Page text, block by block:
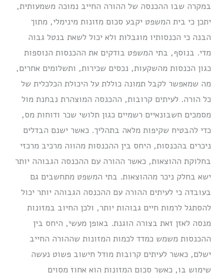
במקרה שבו ההכנסה של ההורה החייב נמוכה משמעותית,
יתכן כי בית המשפט יקבע סכום מזונות מינימלי, מתוך
הבנה כי הכנסותיו מוגבלות ולא יכול לשאת בנטל גבוה
מדי. בנוסף, בתי המשפט בודקים את ההכנסות הנוספות
כגון הכנסות מהשקעות, נכסים שכירות, ותשלומים אחרים,
מה שמאפשר לקבל תמונה כוללת על היכולת הכלכלית של
כל הורה. לעיתים קרובות, ההכנסה המוצהרת נבחנת מול
מסמכים חשבונאיים רשמיים כגון תלושי שכר ודוחות מס,
כדי להבטיח שקיפות מלאה בתהליך. כאשר ישנם הבדלים
ניכרים בהכנסות, היחס בין ההכנסות מהווה מרכיב מרכזי
בחלוקת ההוצאות, כאשר ההורה עם ההכנסה הגבוהה יותר
ישא בחלק ניכר מההוצאות. בתי המשפט מתחשבים גם
בעובדה כי לעיתים ההורה עם ההכנסה הגבוהה יותר יכול
להסתגל לרמות חיים גבוהות יותר, ולכן החיוב במזונות
מנסה לאזן זאת בצורה הוגנת. באופן מעשי, היחס בין
ההכנסות משמש כמדד לכמות המזונות שההורה החייב
ישלם, כאשר לעיתים קרובות מודל חישוב פשוט נעשה
שימוש בו, כאשר סכום המזונות הוא אחוז מסוים